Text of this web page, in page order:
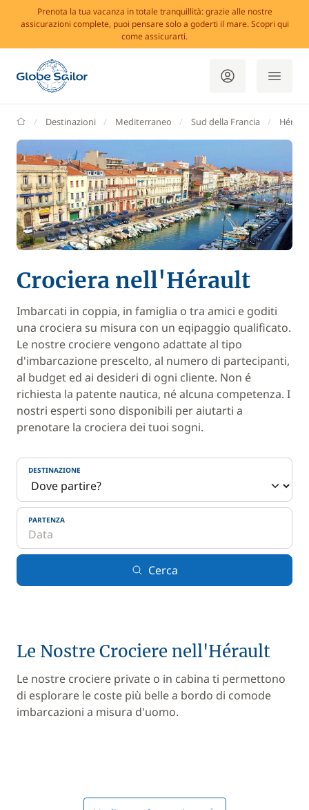
Prenota la tua vacanza in totale tranquillità: grazie alle nostre
assicurazioni complete, puoi pensare solo a goderti il mare. Scopri qui
come assicurarti.
GlobeSailor
Destinazioni Mediterraneo Sud della Francia Hérault
Crociera nell'Hérault
Imbarcati in coppia, in famiglia o tra amici e goditi
una crociera su misura con un eqipaggio qualificato.
Le nostre crociere vengono adattate al tipo
d'imbarcazione prescelto, al numero di partecipanti,
al budget ed ai desideri di ogni cliente. Non é
richiesta la patente nautica, né alcuna competenza. I
nostri esperti sono disponibili per aiutarti a
prenotare la crociera dei tuoi sogni.
DESTINAZIONE
PARTENZA
Cerca
Le Nostre Crociere nell'Hérault
Le nostre crociere private o in cabina ti permettono
di esplorare le coste più belle a bordo di comode
imbarcazioni a misura d'uomo.